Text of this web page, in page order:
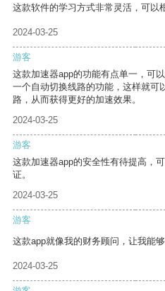
这款软件的学习方式非常灵活，可以
2024-03-25
游客
这款加速器app的功能有点单一，可
一个自动切换线路的功能，这样就可
路，从而获得更好的加速效果。
2024-03-25
游客
这款加速器app的安全性有待提高，
证。
2024-03-25
游客
这款app就像我的财务顾问，让我能够
2024-03-25